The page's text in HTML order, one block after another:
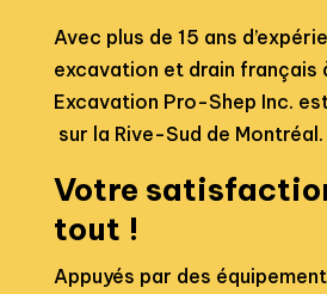
Avec plus de 15 ans
excavation et drain français
Excavation Pro-Shep Inc.
sur la Rive-Sud de Montréal.
Votre
tout !
Appuyés par des